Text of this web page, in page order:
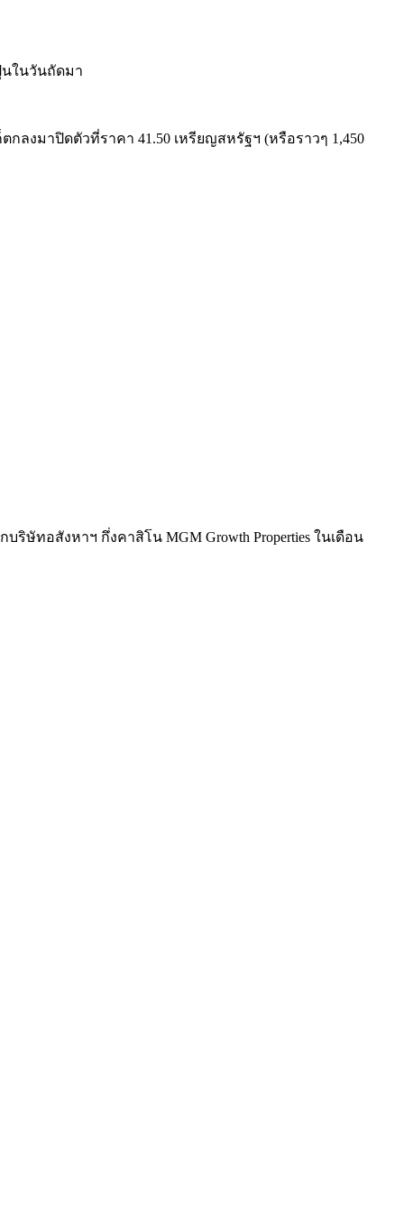
ในวันถัดมา
ลงมาปิดตัวที่ราคา 41.50 เหรียญสหรัฐฯ (หรือราวๆ 1,450
ษัทอสังหาฯ กึ่งคาสิโน MGM Growth Properties ในเดือน